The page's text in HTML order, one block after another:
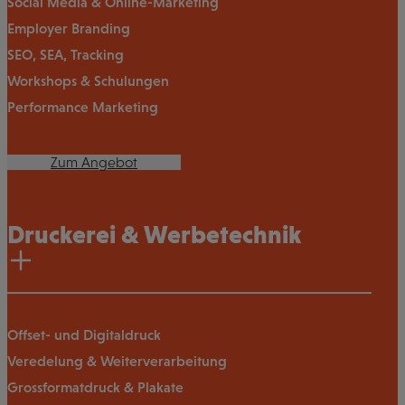
Employer Branding
SEO, SEA, Tracking
Workshops & Schulungen
Performance Marketing
Zum Angebot
Druckerei & Werbetechnik
Offset- und Digitaldruck
Veredelung & Weiterverarbeitung
Grossformatdruck & Plakate